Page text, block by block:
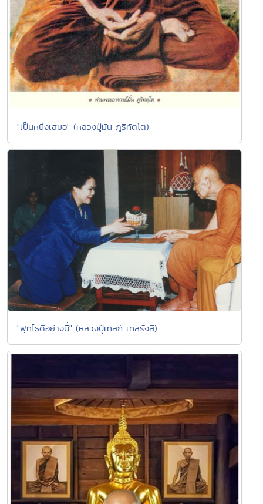
"เป็นหนึ่งเสมอ" (หลวงปู่มั่น ภูริทัตโต)
"พุทโธดีอย่างนี้" (หลวงปู่เทสก์ เทสรังสี)